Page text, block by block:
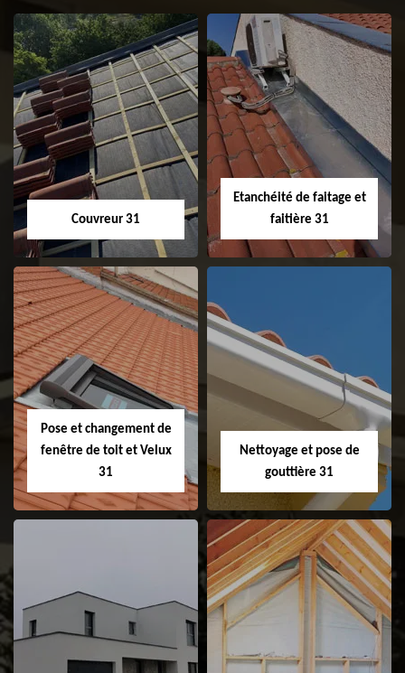
Couvreur 31
Couvreur 31
Etanchéité de faitage et
faitière 31
Etanchéité de
faitage et faitière
31
Pose et changement de
fenêtre de toit et Velux
31
Pose et
changement de
fenêtre de toit et
Nettoyage et pose de
gouttière 31
Nettoyage et pose